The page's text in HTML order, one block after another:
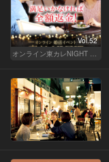
Vol.52
オンライン東カレNIGHT イベント募集